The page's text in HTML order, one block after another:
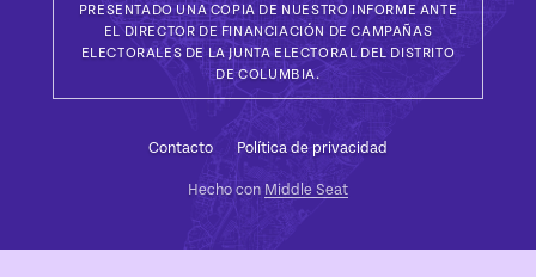
PRESENTADO UNA COPIA DE NUESTRO INFORME ANTE
EL DIRECTOR DE FINANCIACIÓN DE CAMPAÑAS
ELECTORALES DE LA JUNTA ELECTORAL DEL DISTRITO
DE COLUMBIA.
Contacto Política de privacidad
Hecho con Middle Seat